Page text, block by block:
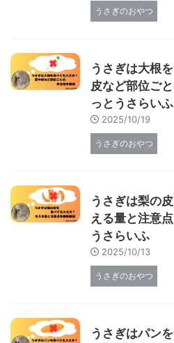
うさぎのおやつ
うさぎは大根
皮など部位ご
っとうさらいふ
2025/10/19
うさぎのおやつ
うさぎは梨の
える量と注意
うさらいふ
2025/10/13
うさぎのおやつ
うさぎはパン